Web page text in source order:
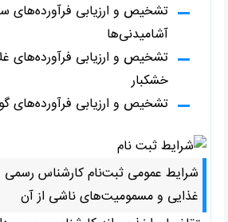
تشخیص و ارزیابی فرآورده‌های
آشامیدنی‌ها
تشخیص و ارزیابی فرآورده‌های
خشکبار
تشخیص و ارزیابی فرآورده‌های
شرایط عمومی ثبت‌نام کارشناس رسمی
غذایی و مسمومیت‌های ناشی از آن